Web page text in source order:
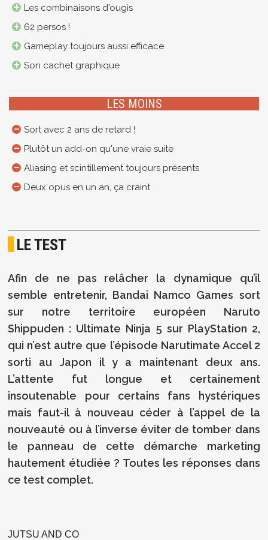
Les combinaisons d'ougis
62 persos !
Gameplay toujours aussi efficace
Son cachet graphique
LES MOINS
Sort avec 2 ans de retard !
Plutôt un add-on qu'une vraie suite
Aliasing et scintillement toujours présents
Deux opus en un an, ça craint
LE TEST
Afin de ne pas relâcher la dynamique qu’il
semble entretenir, Bandai Namco Games sort
sur notre territoire européen Naruto
Shippuden : Ultimate Ninja 5 sur PlayStation 2,
qui n’est autre que l’épisode Narutimate Accel 2
sorti au Japon il y a maintenant deux ans.
L’attente fut longue et certainement
insoutenable pour certains fans hystériques
mais faut-il à nouveau céder à l’appel de la
nouveauté ou à l’inverse éviter de tomber dans
le panneau de cette démarche marketing
hautement étudiée ? Toutes les réponses dans
ce test complet.
JUTSU AND CO